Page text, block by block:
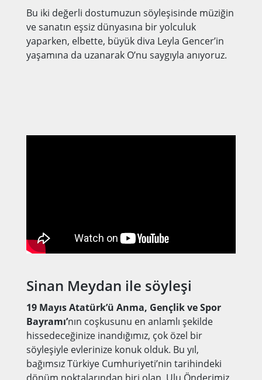
Bu iki değerli dostumuzun söyleşisinde müziğin
ve sanatın eşsiz dünyasına bir yolculuk
yaparken, elbette, büyük diva Leyla Gencer’in
yaşamına da uzanarak O’nu saygıyla anıyoruz.
Sinan Meydan ile söyleşi
19 Mayıs Atatürk’ü Anma, Gençlik ve Spor
Bayramı’nın coşkusunu en anlamlı şekilde
hissedeceğinize inandığımız, çok özel bir
söyleşiyle evlerinize konuk olduk. Bu yıl,
bağımsız Türkiye Cumhuriyeti’nin tarihindeki
dönüm noktalarından biri olan, Ulu Önderimiz